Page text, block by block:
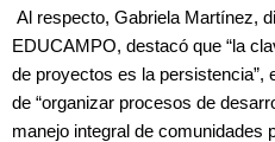
Al respecto, Gabriela Martínez,
EDUCAMPO, destacó que “la
de proyectos es la persistencia”,
de “organizar procesos de
manejo integral de comunidades